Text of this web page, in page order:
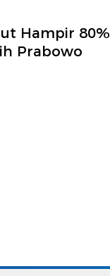
Hampir 80%
Prabowo